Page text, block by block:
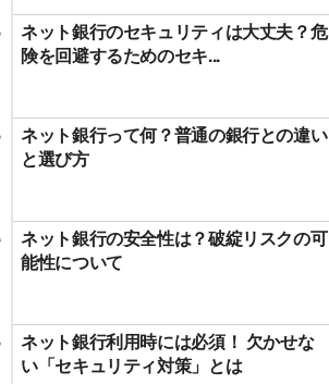
ネット銀行のセキュリティは大丈夫？危
険を回避するためのセキ...
ネット銀行って何？普通の銀行との違い
と選び方
ネット銀行の安全性は？破綻リスクの可
能性について
ネット銀行利用時には必須！ 欠かせな
い「セキュリティ対策」とは